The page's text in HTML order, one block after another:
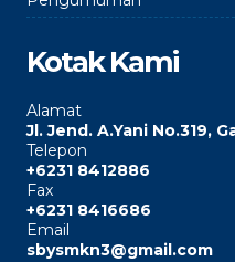
Kotak Kami
Alamat
Jl. Jend. A.Yani No.319,
Telepon
+6231 8412886
Fax
+6231 8416686
Email
sbysmkn3@gmail.com